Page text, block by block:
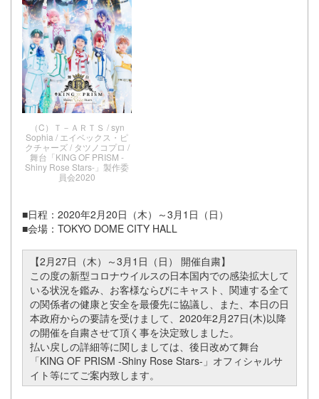
（C）Ｔ－ＡＲＴＳ / syn
Sophia / エイベックス・ピ
クチャーズ / タツノコプロ /
舞台「KING OF PRISM -
Shiny Rose Stars-」製作委
員会2020
■日程：2020年2月20日（木）～3月1日（日）
■会場：TOKYO DOME CITY HALL
【2月27日（木）～3月1日（日） 開催自粛】
この度の新型コロナウイルスの日本国内での感染拡大して
いる状況を鑑み、お客様ならびにキャスト、関連する全て
の関係者の健康と安全を最優先に協議し、また、本日の日
本政府からの要請を受けまして、2020年2月27日(木)以降
の開催を自粛させて頂く事を決定致しました。
払い戻しの詳細等に関しましては、後日改めて舞台
「KING OF PRISM -Shiny Rose Stars-」オフィシャルサ
イト等にてご案内致します。